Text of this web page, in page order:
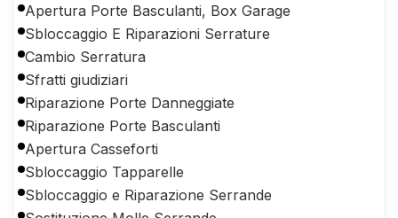
Apertura Porte Basculanti, Box Garage
Sbloccaggio E Riparazioni Serrature
Cambio Serratura
Sfratti giudiziari
Riparazione Porte Danneggiate
Riparazione Porte Basculanti
Apertura Casseforti
Sbloccaggio Tapparelle
Sbloccaggio e Riparazione Serrande